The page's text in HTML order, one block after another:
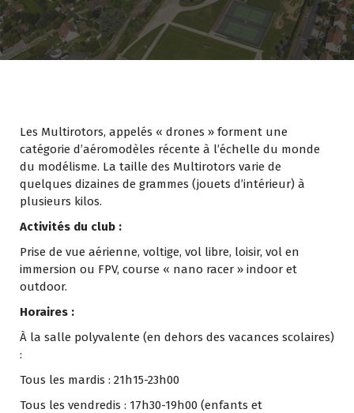
e
n
u
Les Multirotors, appelés « drones » forment une
catégorie d’aéromodèles récente à l’échelle du monde
du modélisme. La taille des Multirotors varie de
quelques dizaines de grammes (jouets d’intérieur) à
plusieurs kilos.
Activités du club :
Prise de vue aérienne, voltige, vol libre, loisir, vol en
immersion ou FPV, course « nano racer » indoor et
outdoor.
Horaires :
À la salle polyvalente (en dehors des vacances scolaires)
:
Tous les mardis : 21h15-23h00
Tous les vendredis : 17h30-19h00 (enfants et